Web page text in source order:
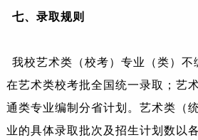
七、 录取规则
我校艺术类（校考）专业（类）不
在艺术类校考批全国统一录取；艺
通类专业编制分省计划。艺术类（
业的具体录取批次及招生计划数以